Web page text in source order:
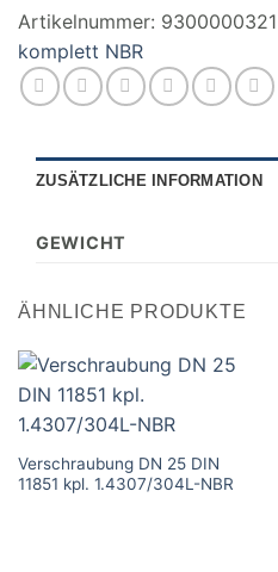
Artikelnummer: 9300000321
komplett NBR
ZUSÄTZLICHE INFORMATION
GEWICHT
ÄHNLICHE PRODUKTE
Verschraubung DN 25 DIN
11851 kpl. 1.4307/304L-NBR